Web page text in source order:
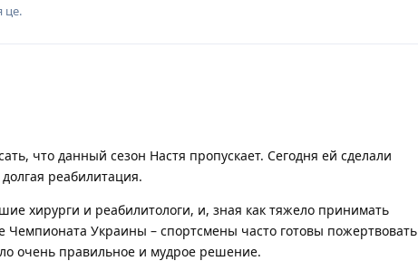
це.
что данный сезон Настя пропускает. Сегодня ей сделали
реабилитация.
хирурги и реабилитологи, и, зная как тяжело принимать
Украины – спортсмены часто готовы пожертвовать
очень правильное и мудрое решение.